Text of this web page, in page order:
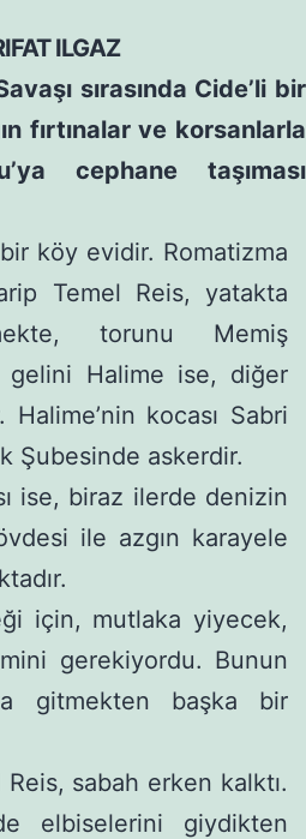
ILGAZ
sırasında Cide’li bir
fırtınalar ve korsanlarla
cepha­ne taşıması
köy evidir. Romatizma
Temel Reis, yatakta
torunu Memiş
gelini Halime ise, diğer
Halime’nin kocası Sabri
Şubesinde askerdir.
ise, biraz ilerde denizin
ile azgın karayele
için, mutlaka yiyecek,
gerekiyordu. Bunun
gitmekten başka bir
sabah erken kalktı.
elbiselerini giydikten